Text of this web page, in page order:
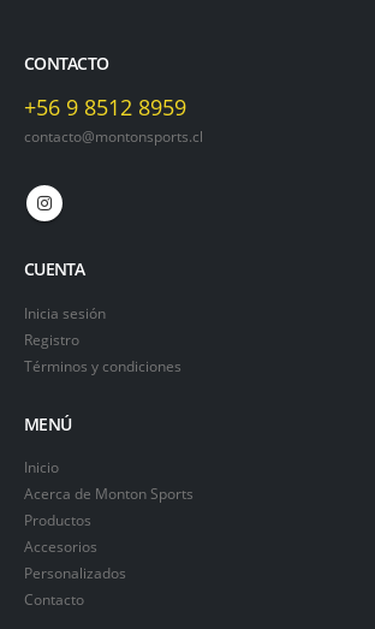
CONTACTO
+56 9 8512 8959
contacto@montonsports.cl
CUENTA
Inicia sesión
Registro
Términos y condiciones
MENÚ
Inicio
Acerca de Monton Sports
Productos
Accesorios
Personalizados
Contacto